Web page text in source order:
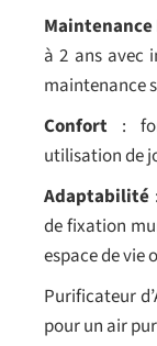
à 2 ans avec
maintenance
Confort :
utilisation de
Adaptabilité
de fixation
espace de vie
Purificateur
pour un air